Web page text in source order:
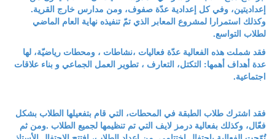
إعداديتين، وفي كل إعدادية عدّة صفوف، ومن مدارس خارج القرية.
وكذلك استمرارا لمشروع المعابر الذي تمّ تنفيذه نهاية العام الماضي
لطلاب التواسع.
فقد شملت هذه الفعالية عدّة فعاليات ،نشاطات ، ومحطات رياضيّة، لها
عدة أهداف أهمها: التكتل، التعارف ، تطوير العمل الجماعي و بناء علاقات
اجتماعية.
فقد اشترك طلاب الطبقة في المحطات، التي قام بتفعيلها الطلاب بشكل
فعّال، وكذلك بفعالية درمز لايف التي تم تنظيمها لجميع الطلاب .ومن ثم